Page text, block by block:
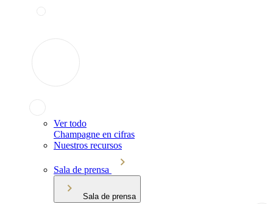
Ver todo
Champagne en cifras
Nuestros recursos
Sala de prensa
Sala de prensa